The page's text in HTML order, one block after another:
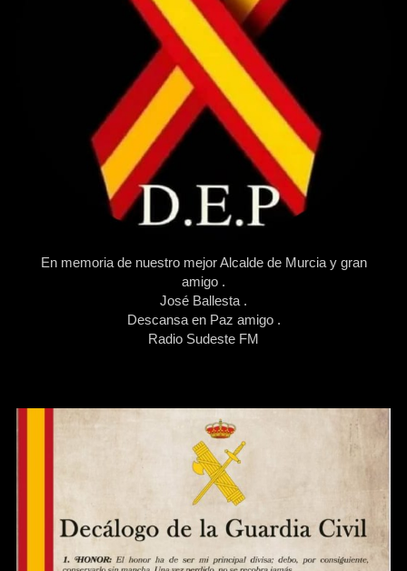
En memoria de nuestro mejor Alcalde de Murcia y gran
amigo .
José Ballesta .
Descansa en Paz amigo .
Radio Sudeste FM